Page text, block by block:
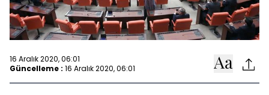
16 Aralık 2020, 06:01
Güncelleme : 16 Aralık 2020, 06:01